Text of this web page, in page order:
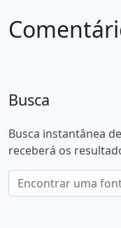
Busca
Busca instantânea
receberá os